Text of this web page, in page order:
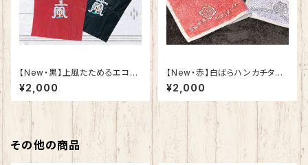
​【New・黒】上風たためるエコバ
ック（単品）
¥2,000
【New・赤】白ばらハンカチタオ
ル
¥2,000
その他の商品